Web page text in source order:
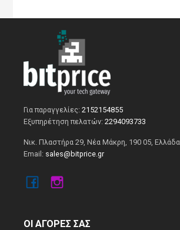
Για παραγγελίες:2152154855
Εξυπηρέτηση πελατών:2294093733
Νικ. Πλαστήρα 29, Νέα Μάκρη, 190 05, Ελλάδα
Email: sales@bitprice.gr
ΟΙ ΑΓΟΡΕΣ ΣΑΣ